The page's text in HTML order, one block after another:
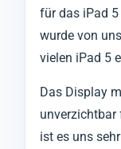
für das iPad
wurde von
vielen iPad 5
Das Display
unverzichtbar
ist es uns